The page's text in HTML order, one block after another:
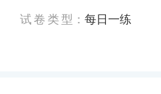
试卷类型 ：每日一练